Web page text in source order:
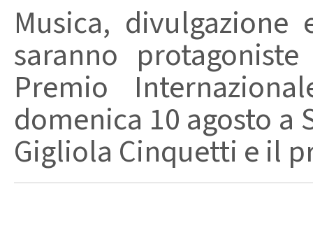
Musica,
saranno
Premio
domenica 10 agosto
Gigliola Cinquetti e il